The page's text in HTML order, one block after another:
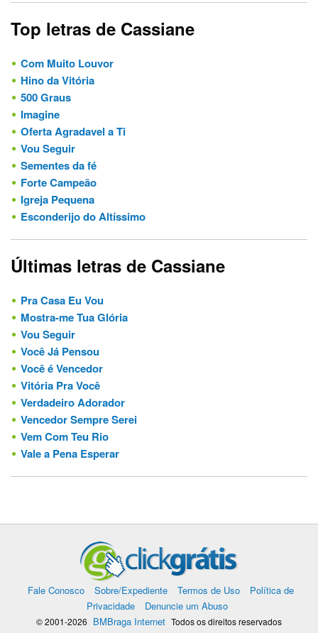
Top letras de Cassiane
Com Muito Louvor
Hino da Vitória
500 Graus
Imagine
Oferta Agradavel a Ti
Vou Seguir
Sementes da fé
Forte Campeão
Igreja Pequena
Esconderijo do Altíssimo
Últimas letras de Cassiane
Pra Casa Eu Vou
Mostra-me Tua Glória
Vou Seguir
Você Já Pensou
Você é Vencedor
Vitória Pra Você
Verdadeiro Adorador
Vencedor Sempre Serei
Vem Com Teu Rio
Vale a Pena Esperar
Fale Conosco Sobre/Expediente Termos de Uso
Política de
Privacidade
Denuncie um Abuso
© 2001-2026 BMBraga Internet Todos os direitos reservados